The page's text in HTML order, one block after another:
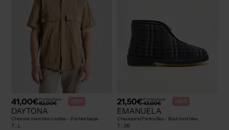
41,00€Prix boutique :
82,00€ -50%
DAYTONA
Chemise manches courtes - Poches beige
T : L
21,50€Prix boutique :
43,00€ -50%
EMANUELA
Chaussons/Pantoufles - Bout rond bleu
T : 36